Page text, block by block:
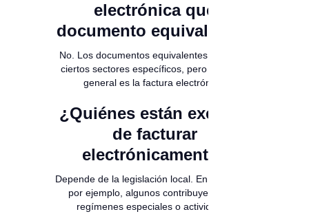
electrónica que
documento equivalente?
No. Los documentos equivalentes aplican a
ciertos sectores específicos, pero la norma
general es la factura electrónica.
¿Quiénes están exentos
de facturar
electrónicamente?
Depende de la legislación local. En Colombia,
por ejemplo, algunos contribuyentes de
regímenes especiales o actividades